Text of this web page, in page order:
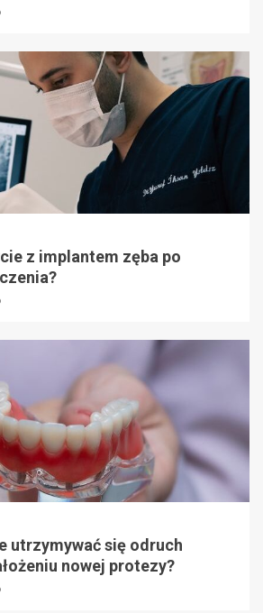
z implantem zęba po
utrzymywać się odruch
nowej protezy?